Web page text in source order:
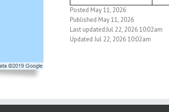
Posted May 11, 2026
Published May 11, 2026
Last updated:Jul 22, 2026 10:02am
Updated Jul 22, 2026 10:02am